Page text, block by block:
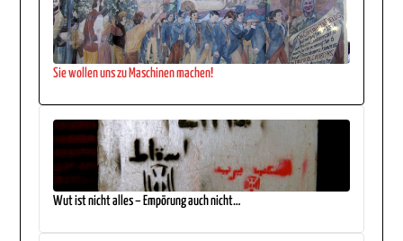
Sie wollen uns zu Maschinen machen!
Wut ist nicht alles – Empörung auch nicht…